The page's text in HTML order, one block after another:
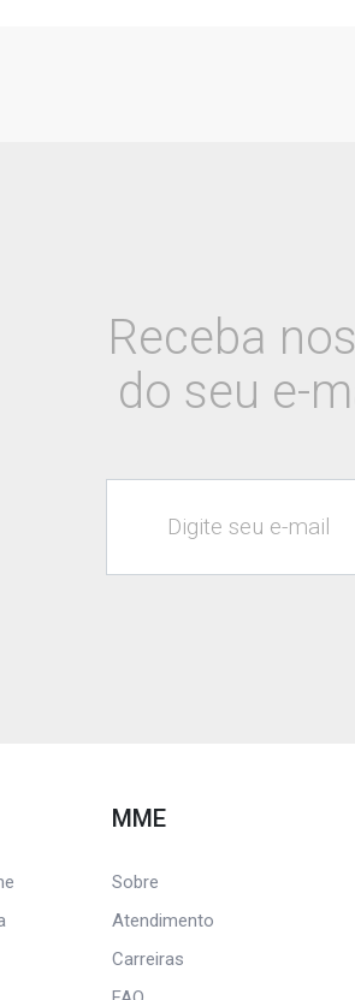
Receba
do seu e-
MME
Sobre
Atendimento
Carreiras